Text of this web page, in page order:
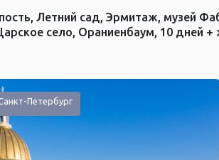
Летний сад, Эрмитаж, музей
село, Ораниенбаум, 10 дней +
Петербург